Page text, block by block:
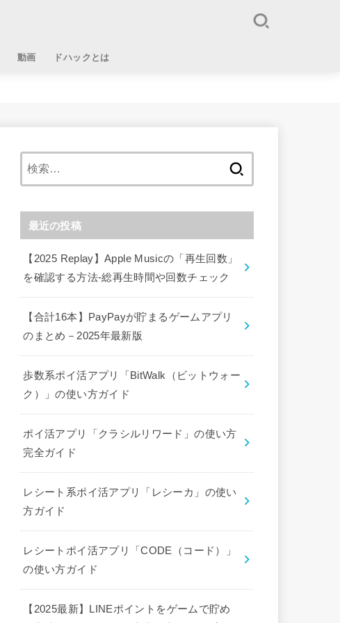
動画 ドハックとは
最近の投稿
【2025 Replay】Apple Musicの「再生回数」
を確認する方法-総再生時間や回数チェック
【合計16本】PayPayが貯まるゲームアプリ
のまとめ－2025年最新版
歩数系ポイ活アプリ「BitWalk（ビットウォー
ク）」の使い方ガイド
ポイ活アプリ「クラシルリワード」の使い方
完全ガイド
レシート系ポイ活アプリ「レシーカ」の使い
方ガイド
レシートポイ活アプリ「CODE（コード）」
の使い方ガイド
【2025最新】LINEポイントをゲームで貯め